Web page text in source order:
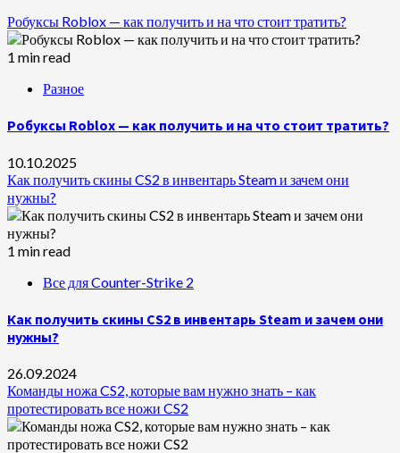
Робуксы Roblox — как получить и на что стоит тратить?
1 min read
Разное
Робуксы Roblox — как получить и на что стоит тратить?
10.10.2025
Как получить скины CS2 в инвентарь Steam и зачем они
нужны?
1 min read
Все для Counter-Strike 2
Как получить скины CS2 в инвентарь Steam и зачем они
нужны?
26.09.2024
Команды ножа CS2, которые вам нужно знать – как
протестировать все ножи CS2